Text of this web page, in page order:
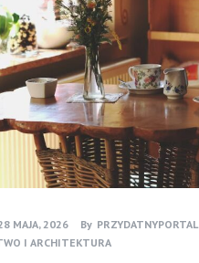
MAJA, 2026 By PRZYDATNYPORTAL
I ARCHITEKTURA